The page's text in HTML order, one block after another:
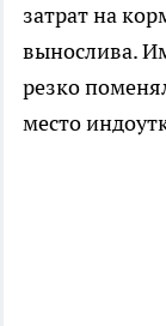
затрат на
вынослива.
резко
место